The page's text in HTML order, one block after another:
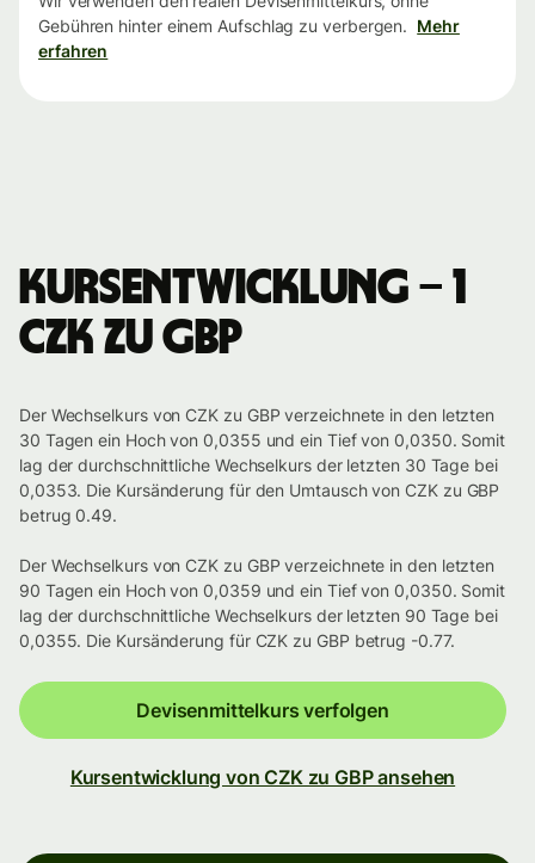
Gebühren hinter einem Aufschlag zu verbergen. Mehr
erfahren
Kursentwicklung – 1
CZK zu GBP
Der Wechselkurs von CZK zu GBP verzeichnete in den letzten
30 Tagen ein Hoch von 0,0355 und ein Tief von 0,0350. Somit
lag der durchschnittliche Wechselkurs der letzten 30 Tage bei
0,0353. Die Kursänderung für den Umtausch von CZK zu GBP
betrug 0.49.
Der Wechselkurs von CZK zu GBP verzeichnete in den letzten
90 Tagen ein Hoch von 0,0359 und ein Tief von 0,0350. Somit
lag der durchschnittliche Wechselkurs der letzten 90 Tage bei
0,0355. Die Kursänderung für CZK zu GBP betrug -0.77.
Devisenmittelkurs verfolgen
Kursentwicklung von CZK zu GBP ansehen